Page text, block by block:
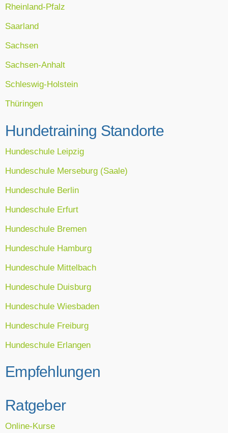
Rheinland-Pfalz
Saarland
Sachsen
Sachsen-Anhalt
Schleswig-Holstein
Thüringen
Hundetraining Standorte
Hundeschule Leipzig
Hundeschule Merseburg (Saale)
Hundeschule Berlin
Hundeschule Erfurt
Hundeschule Bremen
Hundeschule Hamburg
Hundeschule Mittelbach
Hundeschule Duisburg
Hundeschule Wiesbaden
Hundeschule Freiburg
Hundeschule Erlangen
Empfehlungen
Ratgeber
Online-Kurse